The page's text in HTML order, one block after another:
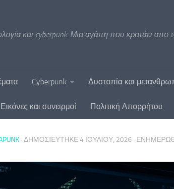
και cyberpunk. Μια αγάπη που κρατάει απο
Cyberpunk Δυστοπία και
Εικόνες και συνειρμοί Πολιτική Απορρήτου
· ΔΗΜΟΣΙΕΎΤΗΚΕ4 ΙΟΥΛΊΟΥ, 2026 ·